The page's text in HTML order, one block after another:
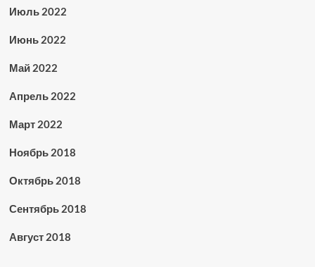
Июль 2022
Июнь 2022
Май 2022
Апрель 2022
Март 2022
Ноябрь 2018
Октябрь 2018
Сентябрь 2018
Август 2018